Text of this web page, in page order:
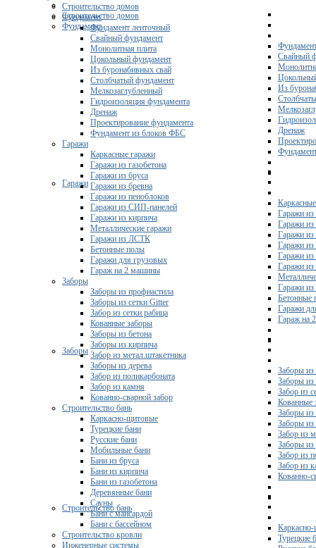
Строительство домов
Фундамент
Свайный
Из
Дренаж
Гаражи
Гаражи из
Гаражи из
Гаражи из
Гаражи из
Гаражи
Гаражи из
Гаражи
Бетонные
Гаражи
Гараж на
Заборы
Заборы из
Заборы из
Забор из
Кованные
Заборы из
Заборы из
Забор из
Заборы из
Забор из
Забор из
Кованно-
Строительство бань
Турецкие
Строительство домов
Фундамент
Фундамент ленточный
Свайный фундамент
Монолитная плита
Цокольный фундамент
Из буронабивных свай
Столбчатый фундамент
Мелкозаглубленный
Гидроизоляция фундамента
Дренаж
Проектирование фундамента
Фундамент из блоков ФБС
Гаражи
Каркасные гаражи
Гаражи из газобетона
Гаражи из бруса
Гаражи из бревна
Гаражи из пеноблоков
Гаражи из СИП-панелей
Гаражи из кирпича
Металлические гаражи
Гаражи из ЛСТК
Бетонные полы
Гаражи для грузовых
Гараж на 2 машины
Заборы
Заборы из профнастила
Заборы из сетки Gitter
Забор из сетки рабица
Кованные заборы
Заборы из бетона
Заборы из кирпича
Забор из метал.штакетника
Заборы из дерева
Забор из поликарбоната
Забор из камня
Кованно-сварной забор
Строительство бань
Каркасно-щитовые
Турецкие бани
Русские бани
Мобильные бани
Бани из бруса
Бани из кирпича
Бани из газобетона
Деревянные бани
Сауны
Бани с мансардой
Бани с бассейном
Строительство кровли
Инженерные системы